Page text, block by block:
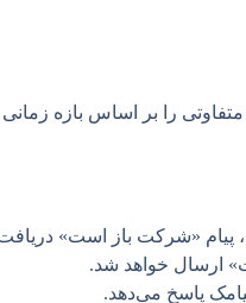
را بر اساس بازه زمانی
پاسخ می‌دهد.